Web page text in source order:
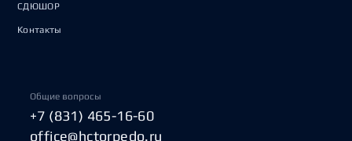
СДЮШОР
Контакты
Общие вопросы
+7 (831) 465-16-60
office@hctorpedo.ru